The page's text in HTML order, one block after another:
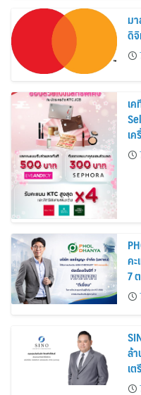
ม
ดิ
เ
เ
ค
7
ร
หุ้น
ล้
เ
บ